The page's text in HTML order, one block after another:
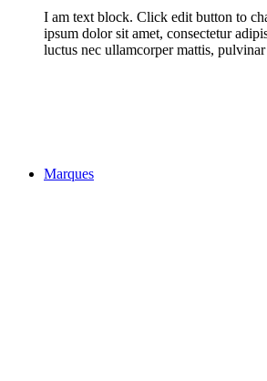
I am text block. Click edit button to
ipsum dolor sit amet, consectetur
luctus nec ullamcorper mattis,
Marques